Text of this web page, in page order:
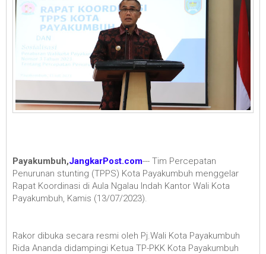
Payakumbuh,JangkarPost.com--- Tim Percepatan
Penurunan stunting (TPPS) Kota Payakumbuh menggelar
Rapat Koordinasi di Aula Ngalau Indah Kantor Wali Kota
Payakumbuh, Kamis (13/07/2023).
Rakor dibuka secara resmi oleh Pj.Wali Kota Payakumbuh
Rida Ananda didampingi Ketua TP-PKK Kota Payakumbuh